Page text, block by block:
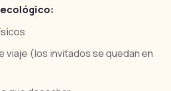
ecológico:
viaje (los invitados se quedan en